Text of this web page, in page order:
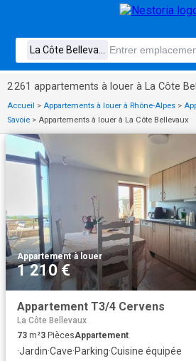
2 261 appartements à louer à La Côte
Accueil > Appartements à louer à Rhône-Alpes >
Savoie > Appartements à louer à La Côte Bellevaux
Appartement·à louer
1 210 €
Appartement T3/4 Cervens
La Côte Bellevaux
73 m²3 PiècesAppartement
·Jardin·Cave·Parking·Cuisine équipée